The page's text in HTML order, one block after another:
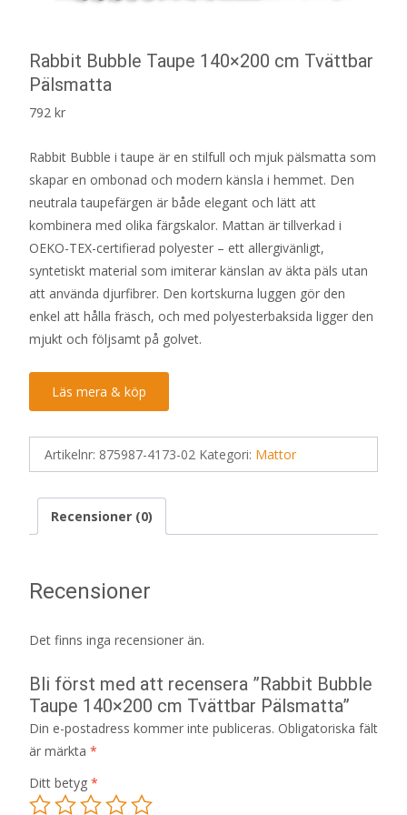
Rabbit Bubble Taupe 140×200 cm Tvättbar
Pälsmatta
792 kr
Rabbit Bubble i taupe är en stilfull och mjuk pälsmatta som
skapar en ombonad och modern känsla i hemmet. Den
neutrala taupefärgen är både elegant och lätt att
kombinera med olika färgskalor. Mattan är tillverkad i
OEKO-TEX-certifierad polyester – ett allergivänligt,
syntetiskt material som imiterar känslan av äkta päls utan
att använda djurfibrer. Den kortskurna luggen gör den
enkel att hålla fräsch, och med polyesterbaksida ligger den
mjukt och följsamt på golvet.
Läs mera & köp
Artikelnr: 875987-4173-02 Kategori: Mattor
Recensioner (0)
Recensioner
Det finns inga recensioner än.
Bli först med att recensera ”Rabbit Bubble
Taupe 140×200 cm Tvättbar Pälsmatta”
Din e-postadress kommer inte publiceras. Obligatoriska fält
är märkta *
Ditt betyg *